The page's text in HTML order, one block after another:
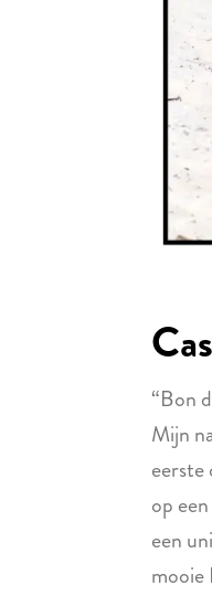
“Bon
Mijn
eerste
op
een
mooie